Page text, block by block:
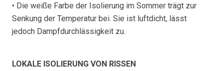
• Die weiße Farbe der Isolierung im Sommer trägt zur
Senkung der Temperatur bei. Sie ist luftdicht, lässt
jedoch Dampfdurchlässigkeit zu.
LOKALE ISOLIERUNG VON RISSEN